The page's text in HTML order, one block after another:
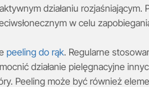
działaniu rozjaśniającym.
w celu
peeling do rąk. Regularne
działanie pielęgnacyjne
Peeling może być również